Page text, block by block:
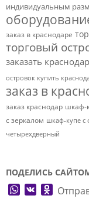
индивидуальным
заказ в краснодаре
торговый
заказать краснодар
островок купить
заказ в
заказ краснодар шкаф-
с зеркалом шкаф-купе с
четырехдверный
ПОДЕЛИСЬ
WhatsApp
VK